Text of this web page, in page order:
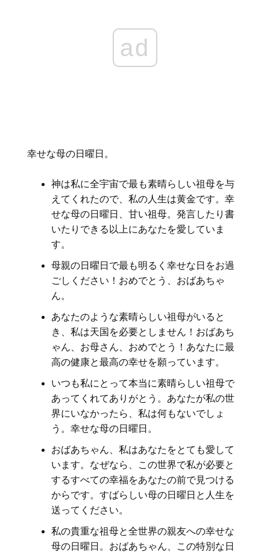
ad
幸せな母の日曜日。
神は私に全宇宙で最も素晴らしい祖母を与
えてくれたので、私の人生は黄金です。幸
せな母の日曜日、甘い祖母。発言したり書
いたりできる以上にあなたを愛していま
す。
母親の日曜日で最も明るく幸せな日をお過
ごしください！おめでとう、おばあちゃ
ん。
あなたのような素晴らしい祖母がいると
き、私は天国を必要としません！おばあち
ゃん、お母さん、おめでとう！あなたに最
高の健康と最高の幸せを願っています。
いつも私にとって本当に素晴らしい祖母で
あってくれてありがとう。あなたが私の世
界にいなかったら、私は何もないでしょ
う。幸せな母の日曜日。
おばあちゃん、私はあなたをとても愛して
います。なぜなら、この世界で私が必要と
するすべての幸福をあなたの前で見つける
からです。すばらしい母の日曜日と人生を
送ってください。
私の貴重な祖母と全世界の親友への幸せな
母の日曜日。おばあちゃん、この特別な日